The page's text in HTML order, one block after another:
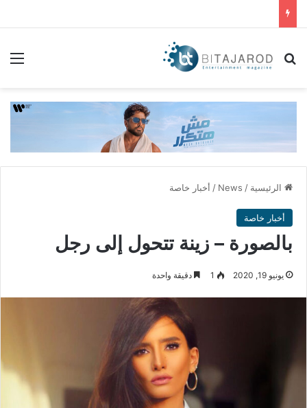
بحث عن
الرئيسية /
News
/ أخبار خاصة
أخبار خاصة
بالصورة – زينة تتحول إلى رجل
يونيو 19, 2020 1 دقيقة واحدة